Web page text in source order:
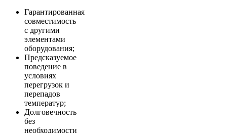
Гарантированная
совместимость
с другими
элементами
оборудования;
Предсказуемое
поведение в
условиях
перегрузок и
перепадов
температур;
Долговечность
без
необходимости